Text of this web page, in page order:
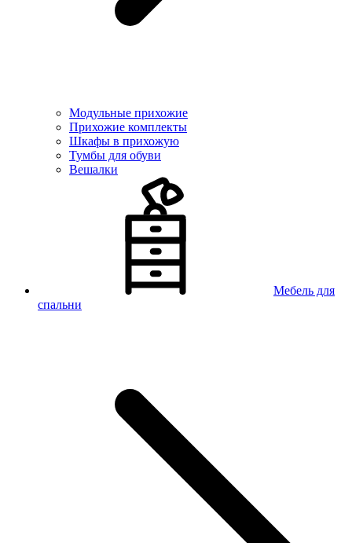
Модульные прихожие
Прихожие комплекты
Шкафы в прихожую
Тумбы для обуви
Вешалки
Мебель для
спальни